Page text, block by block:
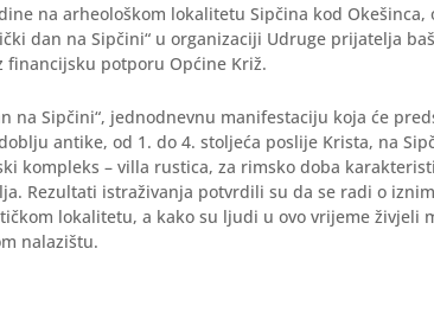
na arheološkom lokalitetu Sipčina kod Okešinca,
dan na Sipčini“ u organizaciji Udruge prijatelja
financijsku potporu Općine Križ.
na Sipčini“, jednodnevnu manifestaciju koja će
antike, od 1. do 4. stoljeća poslije Krista, na
kompleks – villa rustica, za rimsko doba
Rezultati istraživanja potvrdili su da se radi o
lokalitetu, a kako su ljudi u ovo vrijeme živjeli
nalazištu.